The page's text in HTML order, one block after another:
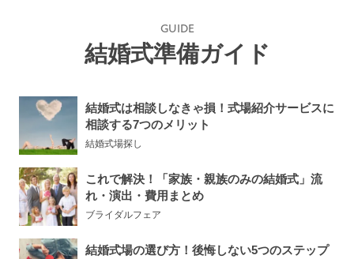
GUIDE
結婚式準備ガイド
結婚式は相談しなきゃ損！式場紹介サービスに
相談する7つのメリット
結婚式場探し
これで解決！「家族・親族のみの結婚式」流
れ・演出・費用まとめ
ブライダルフェア
結婚式場の選び方！後悔しない5つのステップ